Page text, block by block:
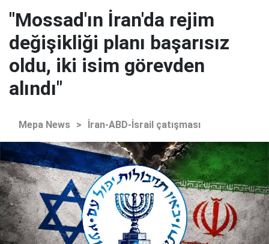
"Mossad'ın İran'da rejim
değişikliği planı başarısız
oldu, iki isim görevden
alındı"
Mepa News > İran-ABD-İsrail çatışması